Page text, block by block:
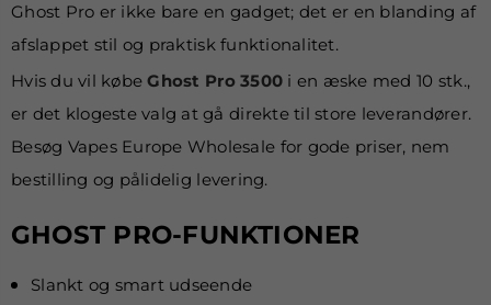
Ghost Pro er ikke bare en gadget; det er en blanding af
afslappet stil og praktisk funktionalitet.
Hvis du vil købeGhost Pro 3500 i en æske med 10 stk.,
er det klogeste valg at gå direkte til store leverandører.
Besøg Vapes Europe Wholesale for gode priser, nem
bestilling og pålidelig levering.
GHOST PRO-FUNKTIONER
Slankt og smart udseende